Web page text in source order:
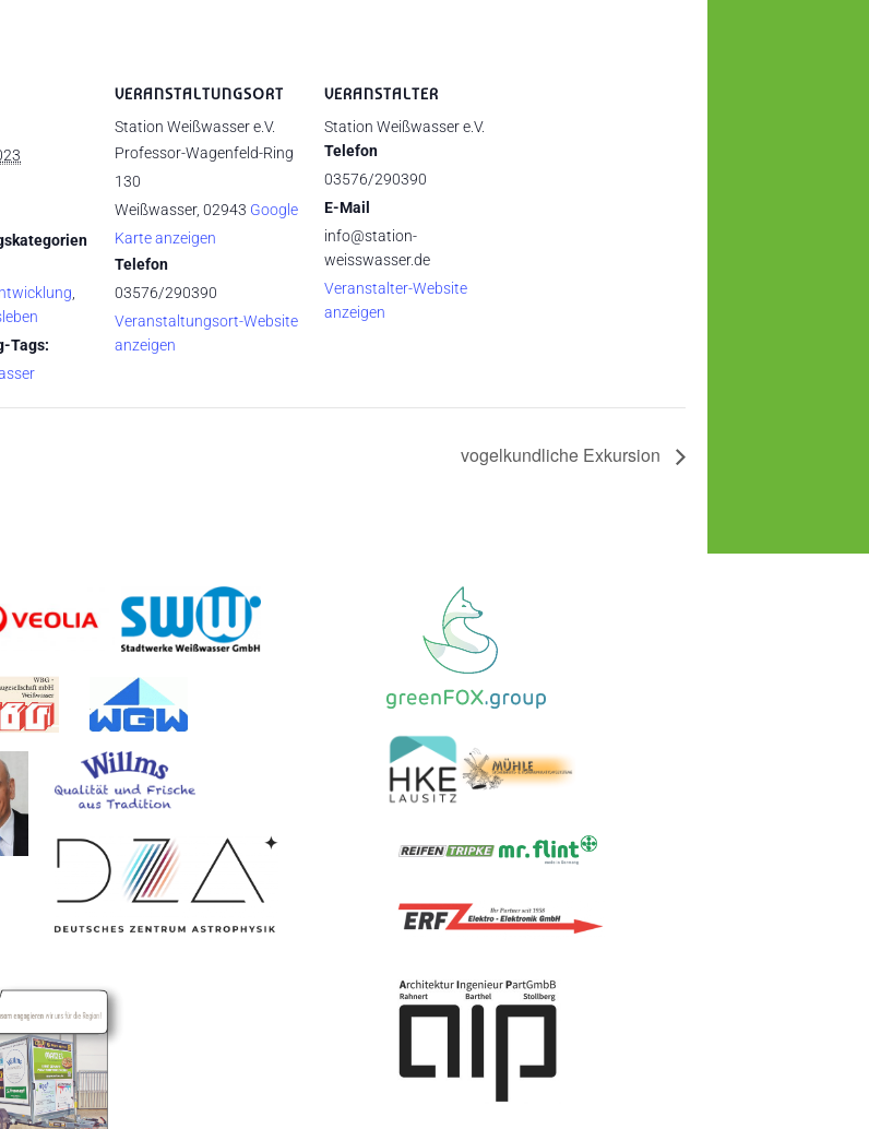
Tags:
VERANSTALTUNGSORT
Station Weißwasser e.V.
Professor-Wagenfeld-Ring
130
Weißwasser, 02943 Google
Karte anzeigen
Telefon
03576/290390
Veranstaltungsort-Website
anzeigen
VERANSTALTER
Station Weißwasser e.V.
Telefon
03576/290390
E-Mail
info@station-
weisswasser.de
Veranstalter-Website
anzeigen
vogelkundliche Exkursion